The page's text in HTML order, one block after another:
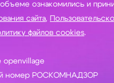
ознакомились и
сайта,
файлов cookies.
openvillage
номер РОСКОМНАДЗОР